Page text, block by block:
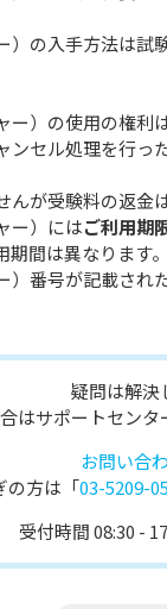
）の入手方法は試
）の使用の権利
ンセル処理を行っ
が受験料の返金
ー）にはご利用期
間は異なります。
）番号が記載され
疑問は解決
はサポートセンタ
お問い合
の方は「03-5209-
受付時間 08:30 -